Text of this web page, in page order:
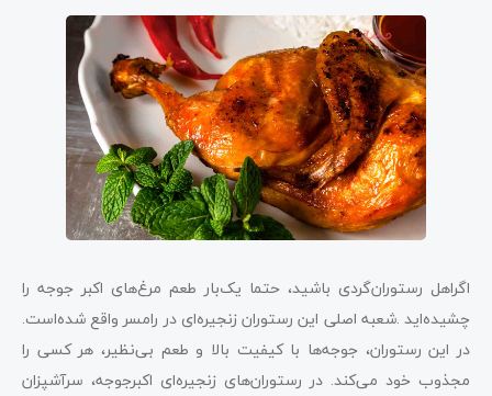
اگراهل رستوران‌گردی باشید، حتما یک‌بار طعم مرغ‌های اکبر جوجه را
چشیده‌اید .شعبه اصلی این رستوران زنجیره‌ای در رامسر واقع شده‌است.
در این رستوران، جوجه‌ها با کیفیت بالا و طعم بی‌نظیر، هر کسی را
مجذوب خود می‌کند. در رستوران‌های زنجیره‌ای اکبرجوجه، سرآشپزان